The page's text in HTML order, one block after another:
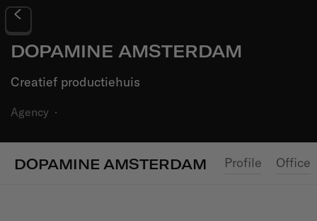
DOPAMINE AMSTERDAM
Creatief productiehuis
Agency ·
DOPAMINE AMSTERDAM Profile Office